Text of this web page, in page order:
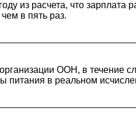
из расчета, что зарплата
в пять раз.
ООН, в течение
питания в реальном